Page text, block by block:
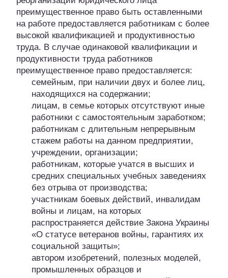
преимущественное право быть оставленными
на работе предоставляется работникам с более
высокой квалификацией и продуктивностью
труда. В случае одинаковой квалификации и
продуктивности труда работников
преимущественное право предоставляется:
семейным, при наличии двух и более лиц,
находящихся на содержании;
лицам, в семье которых отсутствуют иные
работники с самостоятельным заработком;
работникам с длительным непрерывным
стажем работы на данном предприятии,
учреждении, организации;
работникам, которые учатся в высших и
средних специальных учебных заведениях
без отрыва от производства;
участникам боевых действий, инвалидам
войны и лицам, на которых
распространяется действие Закона Украины
«О статусе ветеранов войны, гарантиях их
социальной защиты»;
автором изобретений, полезных моделей,
промышленных образцов и